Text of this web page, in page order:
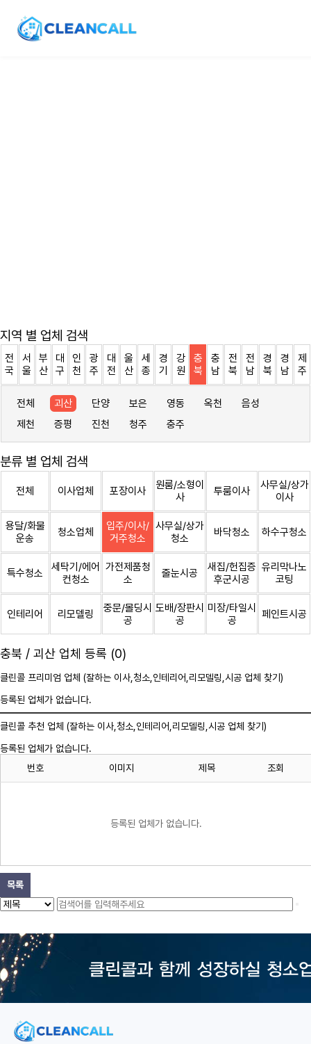
지역 별 업체 검색
전
국
서
울
부
산
대
구
인
천
광
주
대
전
울
산
세
종
경
기
강
원
충
북
충
남
전
북
전
남
경
북
경
남
제
주
전체 괴산 단양 보은 영동 옥천
음성
제천
증평 진천 청주 충주
분류 별 업체 검색
전체 이사업체 포장이사
원룸/소형이
사
투룸이사
사무실/상가
이사
용달/화물
운송
청소업체
입주/이사/
거주청소
사무실/상가
청소
바닥청소 하수구청소
특수청소
세탁기/에어
컨청소
가전제품청
소
줄눈시공
새집/헌집증
후군시공
유리막나노
코팅
인테리어 리모델링
중문/몰딩시
공
도배/장판시
공
미장/타일시
공
페인트시공
충북 / 괴산 업체 등록 (0)
클린콜 프리미엄 업체 (잘하는 이사, 청소 ,인테리어,리모델링,시공 업체 찾기)
등록된 업체가 없습니다.
클린콜 추천 업체 (잘하는 이사, 청소 ,인테리어,리모델링,시공 업체 찾기)
등록된 업체가 없습니다.
번호
이미지 제목 조회
등록된 업체가 없습니다.
목록